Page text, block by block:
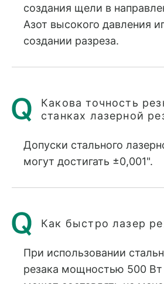
создания щели в
Азот высокого давления
создании разреза.
Какова точность
станках лазерной
Допуски стального
могут достигать ±0,001".
Как быстро лазер
При использовании
резака мощностью 500 Вт